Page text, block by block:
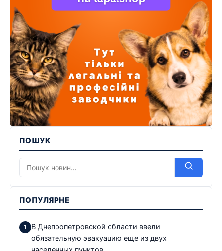
ПОШУК
ПОПУЛЯРНЕ
В Днепропетровской области ввели
обязательную эвакуацию еще из двух